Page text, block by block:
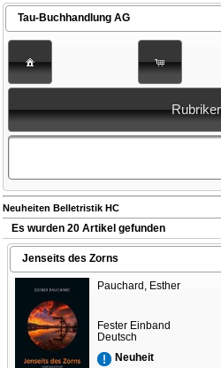
Tau-Buchhandlung AG
Neuheiten Belletristik HC
Es wurden 20 Artikel gefunden
Jenseits des Zorns
Pauchard, Esther
Fester Einband
Deutsch
Neuheit